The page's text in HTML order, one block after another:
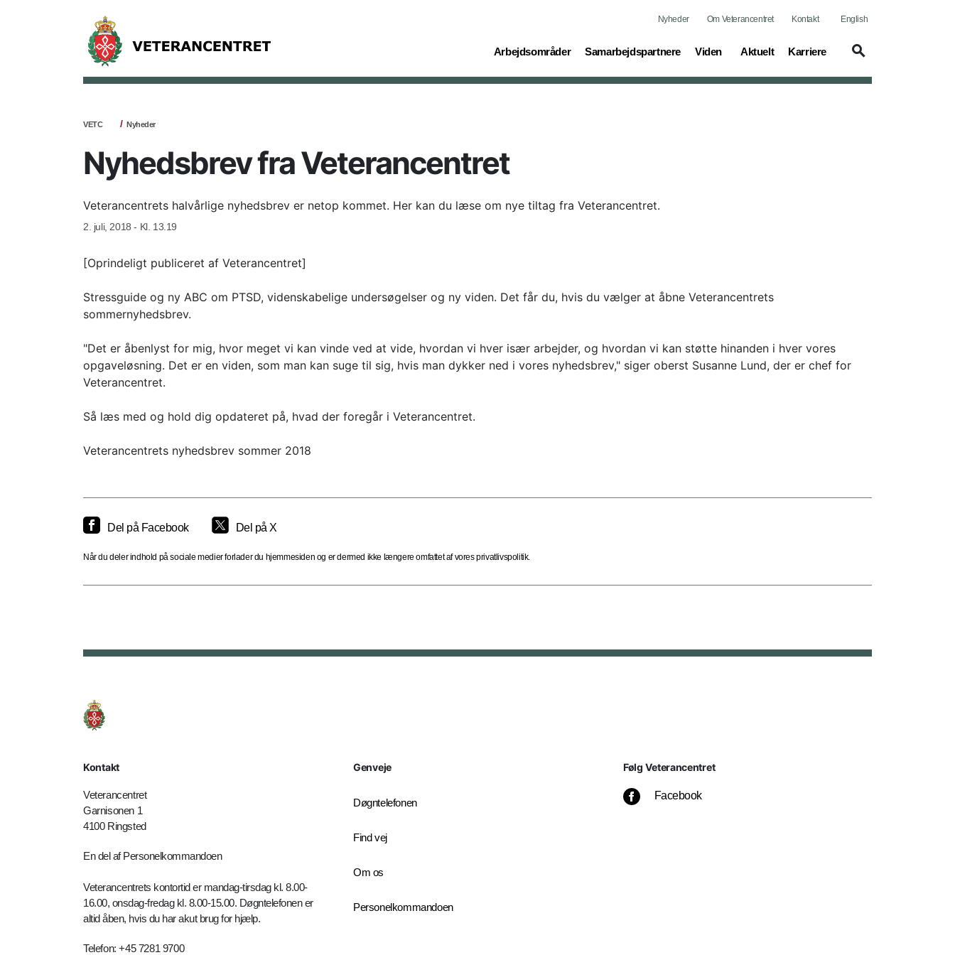
Nyheder Om Veterancentret Kontakt English
Arbejdsområder
(current) Samarbejdspartnere
(current) Viden
(current) Aktuelt
(current) Karriere
(current)
VETC Nyheder
Nyhedsbrev fra Veterancentret
Veterancentrets halvårlige nyhedsbrev er netop kommet. Her kan du læse om nye tiltag fra Veterancentret.
2. juli, 2018 - Kl. 13.19
[Oprindeligt publiceret af Veterancentret]
Stressguide og ny ABC om PTSD, videnskabelige undersøgelser og ny viden. Det får du, hvis du vælger at åbne Veterancentrets
sommernyhedsbrev.
"Det er åbenlyst for mig, hvor meget vi kan vinde ved at vide, hvordan vi hver især arbejder, og hvordan vi kan støtte hinanden i hver vores
opgaveløsning. Det er en viden, som man kan suge til sig, hvis man dykker ned i vores nyhedsbrev," siger oberst Susanne Lund, der er chef for
Veterancentret.
Så læs med og hold dig opdateret på, hvad der foregår i Veterancentret.
Veterancentrets nyhedsbrev sommer 2018
Del på Facebook Del på X
Når du deler indhold på sociale medier forlader du hjemmesiden og er dermed ikke længere omfattet af vores privatlivspolitik.
Kontakt
Veterancentret
Garnisonen 1
4100 Ringsted
En del af Personelkommandoen
Veterancentrets kontortid er mandag-tirsdag kl. 8.00-
16.00, onsdag-fredag kl. 8.00-15.00. Døgntelefonen er
altid åben, hvis du har akut brug for hjælp.
Telefon: +45 7281 9700
Genveje
Døgntelefonen
Find vej
Om os
Personelkommandoen
Følg Veterancentret
Facebook